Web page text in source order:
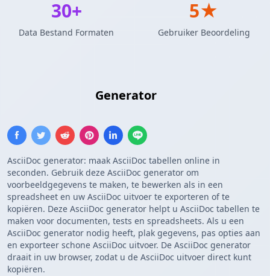
Generator
AsciiDoc generator: maak AsciiDoc tabellen online in
seconden. Gebruik deze AsciiDoc generator om
voorbeeldgegevens te maken, te bewerken als in een
spreadsheet en uw AsciiDoc uitvoer te exporteren of te
kopiëren. Deze AsciiDoc generator helpt u AsciiDoc tabellen te
maken voor documenten, tests en spreadsheets. Als u een
AsciiDoc generator nodig heeft, plak gegevens, pas opties aan
en exporteer schone AsciiDoc uitvoer. De AsciiDoc generator
draait in uw browser, zodat u de AsciiDoc uitvoer direct kunt
kopiëren.
30+
Data Bestand Formaten
5★
Gebruiker Beoordeling